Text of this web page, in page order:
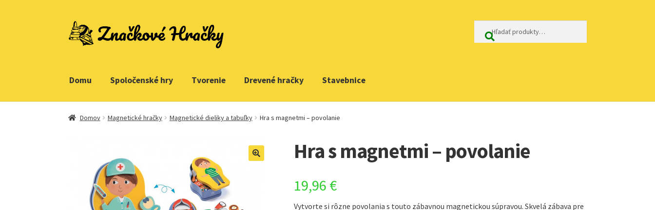
Preskočiť
na
Preskočiť
na
Domu Spoločenské hry Tvorenie Drevené hračky Stavebnice
Domovská stránka Kontakt Ukážka strany
Domov Magnetické hračky Magnetické dieliky a tabuľky Hra s magnetmi – povolanie
Hra s magnetmi – povolanie
19,96 €
Vytvorte si rôzne povolania s touto zábavnou magnetickou súpravou. Skvelá zábava pre